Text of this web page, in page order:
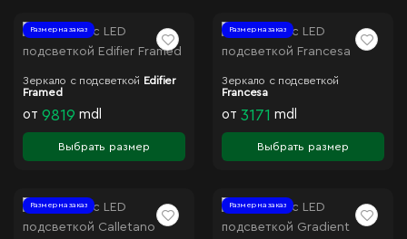
Размер на заказ
Зеркало с подсветкой Edifier
Framed
от 9819 mdl
Выбрать размер
Размер на заказ
Зеркало с подсветкой
Francesa
от 3171 mdl
Выбрать размер
Размер на заказ Размер на заказ